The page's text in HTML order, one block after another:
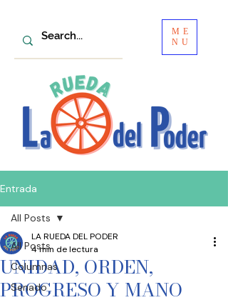
ME
NU
Entrada
All Posts
Columnas
Senado
All Posts
UNIDAD, ORDEN,
PROGRESO Y MANO
LA RUEDA DEL PODER
4 min de lectura